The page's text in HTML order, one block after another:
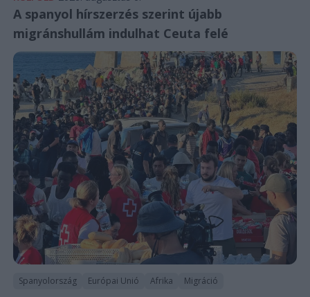
A spanyol hírszerzés szerint újabb
migránshullám indulhat Ceuta felé
Spanyolország Európai Unió Afrika Migráció